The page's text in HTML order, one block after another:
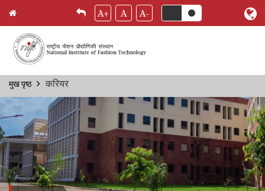
Skip
main
content
A+ A A-
Breadcrumb
मुख पृष्ठ करियर